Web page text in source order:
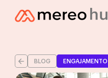
BLOG ENGAJAMENTO